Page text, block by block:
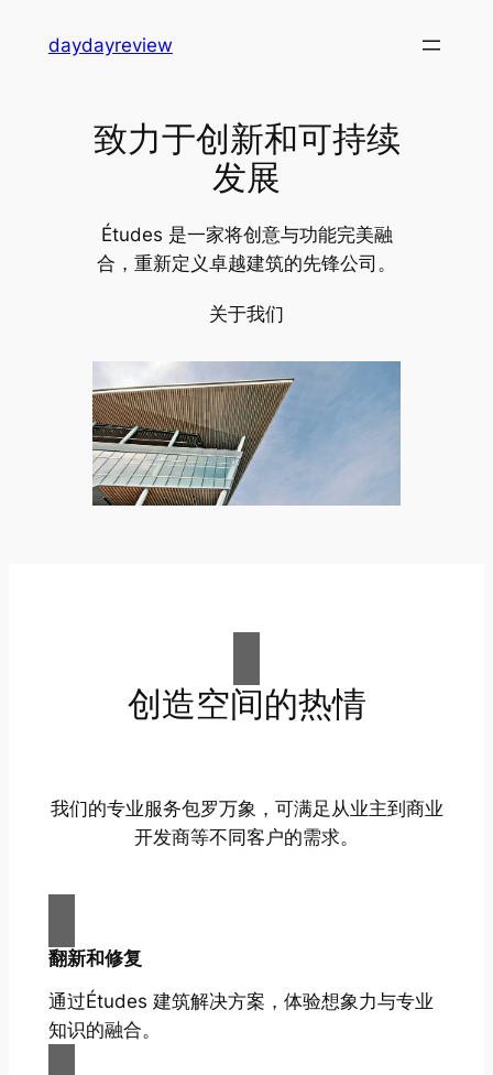
daydayreview
致力于创新和可持续
发展
Études 是一家将创意与功能完美融
合，重新定义卓越建筑的先锋公司。
关于我们
创造空间的热情
我们的专业服务包罗万象，可满足从业主到商业
开发商等不同客户的需求。
翻新和修复
通过Études 建筑解决方案，体验想象力与专业
知识的融合。